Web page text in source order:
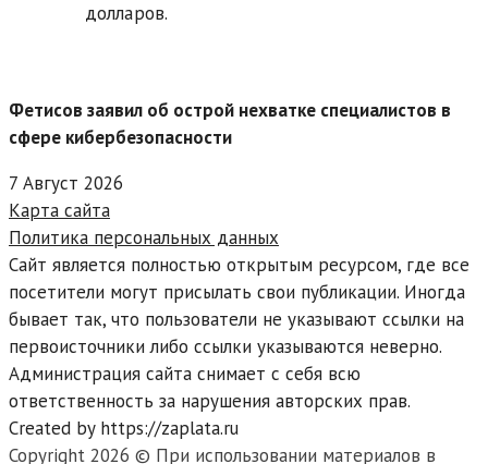
долларов.
Фетисов заявил об острой нехватке специалистов в
сфере кибербезопасности
7 Август 2026
Карта сайта
Политика персональных данных
Сайт является полностью открытым ресурсом, где все
посетители могут присылать свои публикации. Иногда
бывает так, что пользователи не указывают ссылки на
первоисточники либо ссылки указываются неверно.
Администрация сайта снимает с себя всю
ответственность за нарушения авторских прав.
Created by https://zaplata.ru
Copyright 2026 © При использовании материалов в